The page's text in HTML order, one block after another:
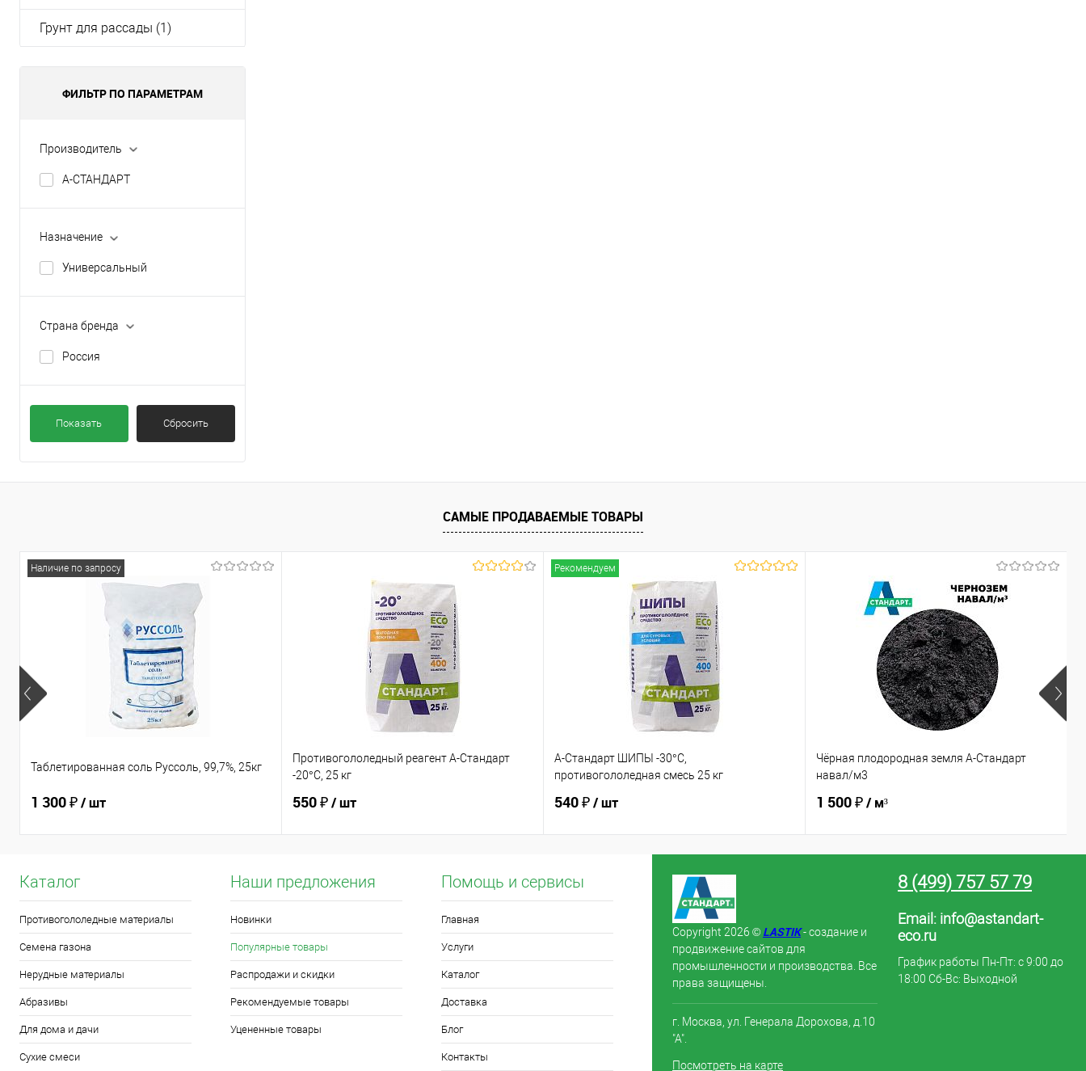
Грунт для рассады (1)
ФИЛЬТР ПО ПАРАМЕТРАМ
Производитель
А-СТАНДАРТ
Назначение
Универсальный
Страна бренда
Россия
Показать Сбросить
САМЫЕ ПРОДАВАЕМЫЕ ТОВАРЫ
Наличие по запросу
Таблетированная соль Руссоль, 99,7%, 25кг
1 300 ₽/ шт
Противогололедный реагент А-Стандарт
-20°C, 25 кг
550 ₽/ шт
Рекомендуем
А-Стандарт ШИПЫ -30°C,
противогололедная смесь 25 кг
540 ₽/ шт
Чёрная плодородная земля А-Стандарт
навал/м3
1 500 ₽/ м³
Каталог
Противогололедные материалы
Семена газона
Нерудные материалы
Абразивы
Для дома и дачи
Сухие смеси
Наши предложения
Новинки
Популярные товары
Распродажи и скидки
Рекомендуемые товары
Уцененные товары
Помощь и сервисы
Главная
Услуги
Каталог
Доставка
Блог
Контакты
Copyright 2026 © LASTIK- создание и
продвижение сайтов для
промышленности и производства. Все
права защищены.
г. Москва, ул. Генерала Дорохова, д.10
"А".
Посмотреть на карте
8 (499) 757 57 79
Email: info@astandart-
eco.ru
График работы Пн-Пт: с 9:00 до
18:00 Сб-Вс: Выходной